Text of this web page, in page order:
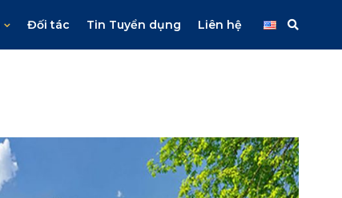
Đối tác Tin Tuyển dụng Liên hệ